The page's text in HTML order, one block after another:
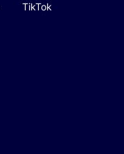
TikTok